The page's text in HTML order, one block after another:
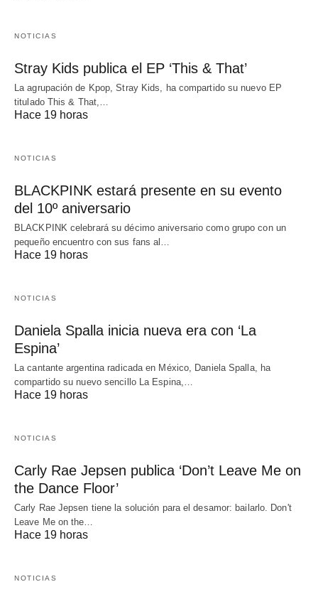
NOTICIAS
Stray Kids publica el EP ‘This & That’
La agrupación de Kpop, Stray Kids, ha compartido su nuevo EP
titulado This & That,…
Hace 19 horas
NOTICIAS
BLACKPINK estará presente en su evento
del 10º aniversario
BLACKPINK celebrará su décimo aniversario como grupo con un
pequeño encuentro con sus fans al…
Hace 19 horas
NOTICIAS
Daniela Spalla inicia nueva era con ‘La
Espina’
La cantante argentina radicada en México, Daniela Spalla, ha
compartido su nuevo sencillo La Espina,…
Hace 19 horas
NOTICIAS
Carly Rae Jepsen publica ‘Don’t Leave Me on
the Dance Floor’
Carly Rae Jepsen tiene la solución para el desamor: bailarlo. Don't
Leave Me on the…
Hace 19 horas
NOTICIAS